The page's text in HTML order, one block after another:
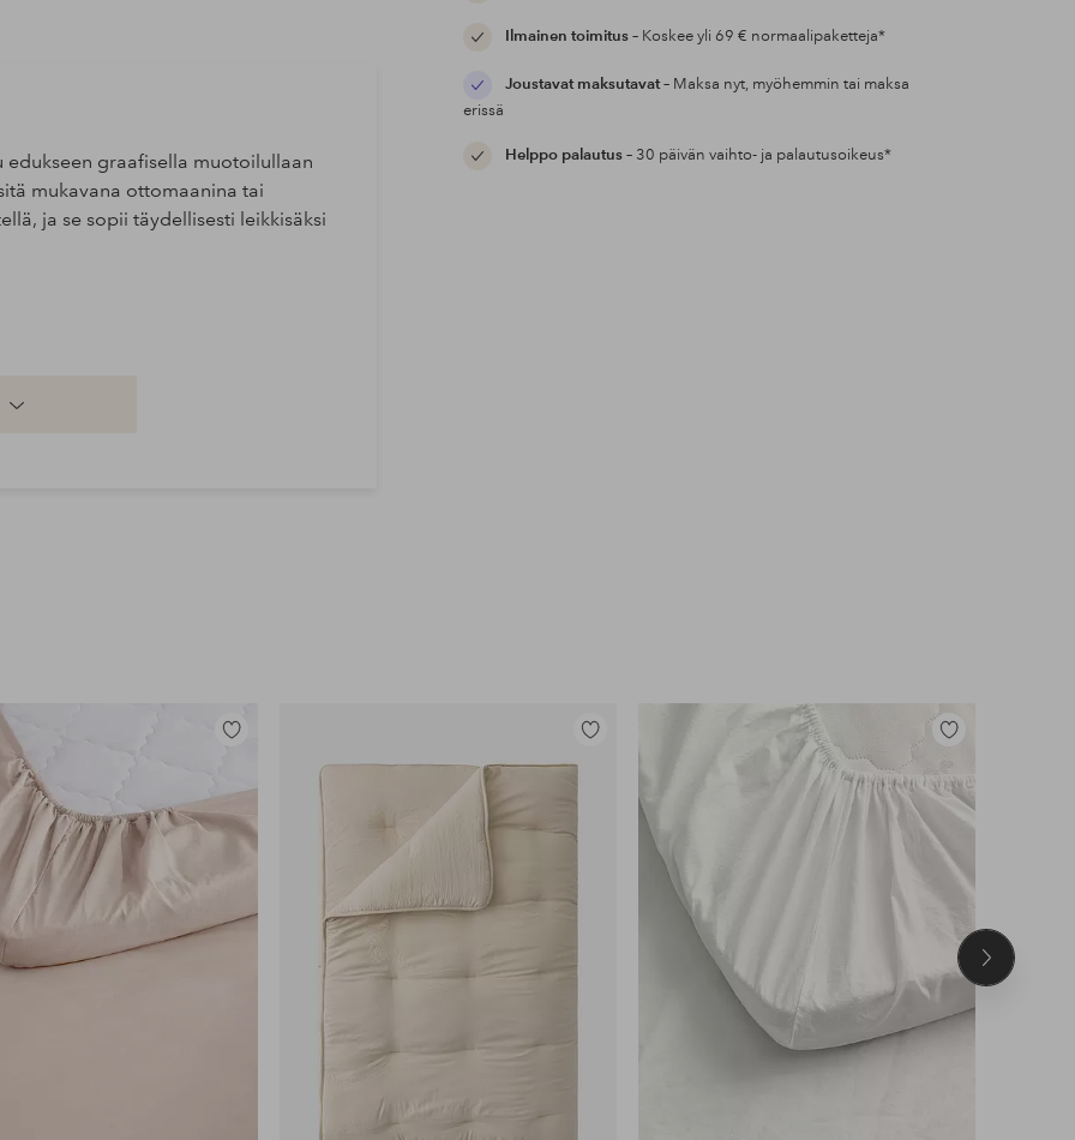
Ilmainen toimitus– Koskee yli 69 € normaalipaketteja*
Joustavat maksutavat– Maksa nyt, myöhemmin tai maksa
erissä
Helppo palautus– 30 päivän vaihto- ja palautusoikeus*
graafisella muotoilullaan
mukavana ottomaanina tai
ja se sopii täydellisesti leikkisäksi
Lisää
Lisää
suosikkeihin
Lisää
suosikkeihin
Seuraava